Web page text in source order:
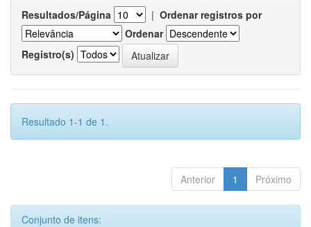
Resultados/Página | Ordenar registros por
Ordenar
Registro(s)
Resultado 1-1 de 1.
Anterior 1 Próximo
Conjunto de itens: